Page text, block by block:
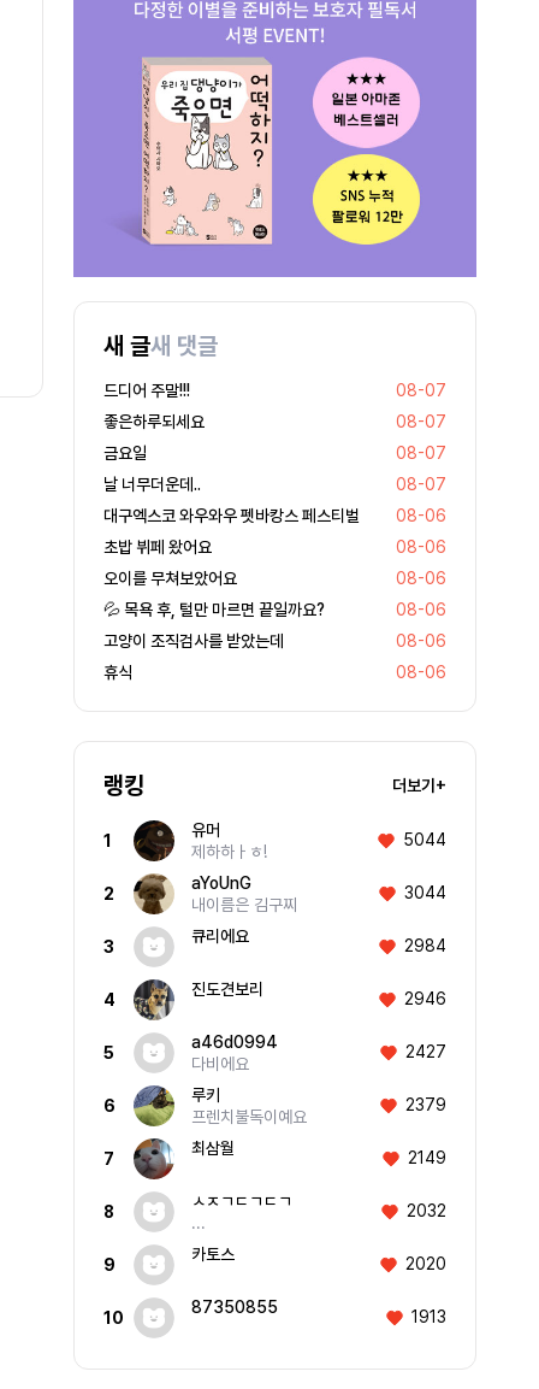
새 글새 댓글
드디어 주말!!!
08-07
좋은하루되세요
08-07
금요일
08-07
날 너무더운데..
08-07
대구엑스코 와우와우 펫바캉스 페스티벌
08-06
초밥 뷔페 왔어요
08-06
오이를 무쳐보았어요
08-06
💦 목욕 후, 털만 마르면 끝일까요?
08-06
고양이 조직검사를 받았는데
08-06
휴식
08-06
랭킹 더보기+
1
유머
제하하ㅏㅎ!
5044
2
aYoUnG
내이름은 김구찌
3044
3
큐리에요 2984
4
진도견보리 2946
5
a46d0994
다비에요
2427
6
루키
프렌치불독이예요
2379
7
최삼월 2149
8
ㅅㅈㄱㄷㄱㄷㄱ
...
2032
9
카토스 2020
10
87350855 1913